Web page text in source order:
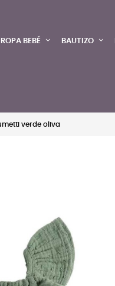
ROPA BEBÉ BAUTIZO
verde oliva